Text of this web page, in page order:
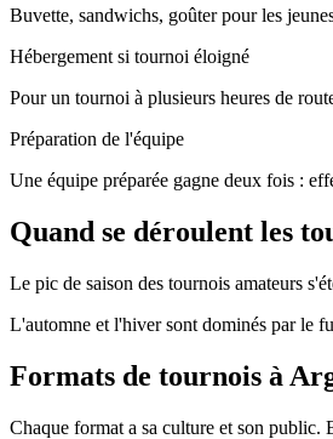
Buvette, sandwichs, goûter pour les
Hébergement si tournoi éloigné
Pour un tournoi à plusieurs heures de
Préparation de l'équipe
Une équipe préparée gagne deux fois :
Quand se déroulent les
Le pic de saison des tournois amateurs
L'automne et l'hiver sont dominés par le
Formats de tournois à
Chaque format a sa culture et son